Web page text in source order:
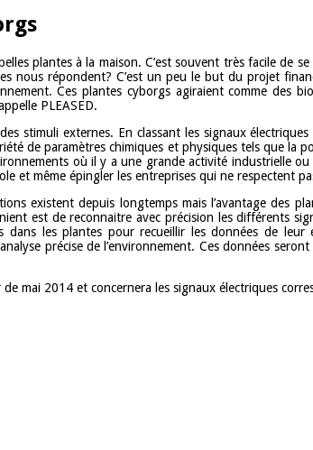
plantes à la maison. C’est souvent très facile
nous répondent? C’est un peu le but du projet
Ces plantes cyborgs agiraient comme des
PLEASED.
stimuli externes. En classant les signaux
de paramètres chimiques et physiques tels que la
où il y a une grande activité industrielle
et même épingler les entreprises qui ne respectent
existent depuis longtemps mais l’avantage des
est de reconnaitre avec précision les différents
dans les plantes pour recueillir les données de
précise de l’environnement. Ces données
mai 2014 et concernera les signaux électriques